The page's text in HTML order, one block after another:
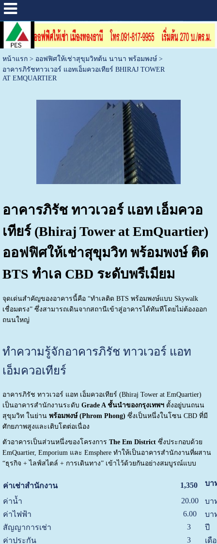
หน้าแรก> ออฟฟิศให้เช่าสุขุมวิทต้น นานา พร้อมพงษ์>
อาคารภิรัชทาวเวอร์ แอทเอ็มควอเทียร์ BHIRAJ TOWER
AT EMQUARTIER
อาคารภิรัช ทาวเวอร์ แอท เอ็มควอ
เทียร์ (Bhiraj Tower at EmQuartier)
ออฟฟิศให้เช่าสุขุมวิท พร้อมพงษ์ ติด
BTS ทำเล CBD ระดับพรีเมียม
จุดเด่นสำคัญของอาคารนี้คือ “ทำเลติด BTS พร้อมพงษ์แบบ Skywalk
เชื่อมตรง” ซึ่งสามารถเดินจากสถานีเข้าสู่อาคารได้ทันทีโดยไม่ต้องออก
ถนนใหญ่
ทำความรู้จักอาคารภิรัช ทาวเวอร์ แอท
เอ็มควอเทียร์
อาคารภิรัช ทาวเวอร์ แอท เอ็มควอเทียร์ (Bhiraj Tower at EmQuartier)
เป็นอาคารสำนักงานระดับ Grade A ชั้นนำของกรุงเทพฯตั้งอยู่บนถนน
สุขุมวิท ในย่าน พร้อมพงษ์ (Phrom Phong) ซึ่งเป็นหนึ่งในโซน CBD ที่มี
ศักยภาพสูงและเติบโตต่อเนื่อง
ตัวอาคารเป็นส่วนหนึ่งของโครงการ The Em Districtซึ่งประกอบด้วย
EmQuartier, Emporium และ Emsphere ทำให้เป็นอาคารสำนักงานที่ผสาน
“ธุรกิจ + ไลฟ์สไตล์ + การเดินทาง” เข้าไว้ด้วยกันอย่างสมบูรณ์แบบ
ค่าเช่าสำนักงาน 1,350 บา
ค่าน้ำ 20.00
บา
ค่าไฟฟ้า
6.00
บา
สัญญาการเช่า
3
ปี
ค่าประกัน
3
เดื